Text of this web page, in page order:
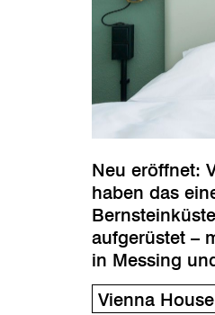
Neu eröffnet:
haben das
aufgerüstet –
in Messing
Vienna